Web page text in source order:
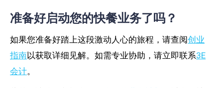
准备好启动您的快餐业务了吗？
如果您准备好踏上这段激动人心的旅程，请查阅创业
指南以获取详细见解。如需专业协助，请立即联系3E
会计。